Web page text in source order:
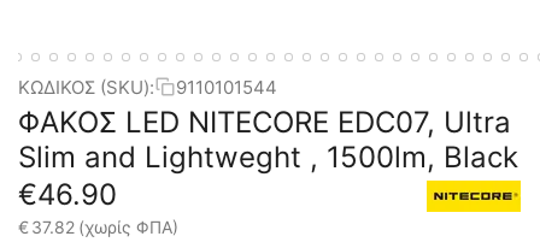
ΚΩΔΙΚΟΣ (SKU): 9110101544
ΦΑΚΟΣ LED NITECORE EDC07, Ultra
Slim and Lightweght , 1500lm, Black
€46.90
€37.82 (χωρίς ΦΠΑ)